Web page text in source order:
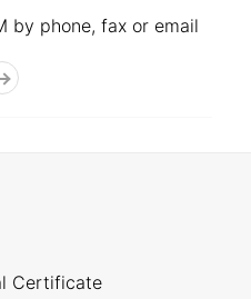
by phone, fax or email
Certificate